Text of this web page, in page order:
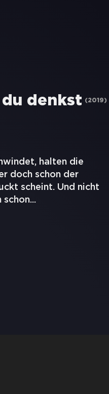
du denkst (2019)
halten die
doch schon der
scheint. Und nicht
schon...